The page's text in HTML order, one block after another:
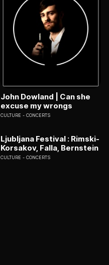
John Dowland | Can she
excuse my wrongs
CULTURE CONCERTS
Ljubljana Festival : Rimski-
Korsakov, Falla, Bernstein
CULTURE CONCERTS